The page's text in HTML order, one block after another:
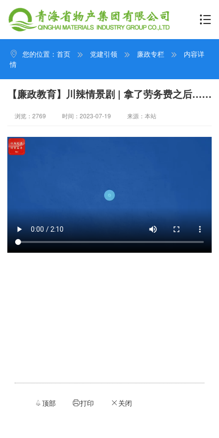
您的位置： 首页 党建引领 廉政专栏
内容详
情
【廉政教育】川辣情景剧 | 拿了劳务费之后……
浏览：2769 时间：2023-07-19 来源：本站
顶部 打印 ဆ 关闭